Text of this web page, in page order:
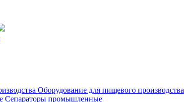
Оборудование для пищевого производства
Сепараторы промышленные